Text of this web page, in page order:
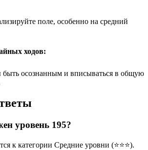
поле, особенно на средний
ходов:
осознанным и вписываться в общую
уровень 195?
к категории Средние уровни (⭐⭐⭐).